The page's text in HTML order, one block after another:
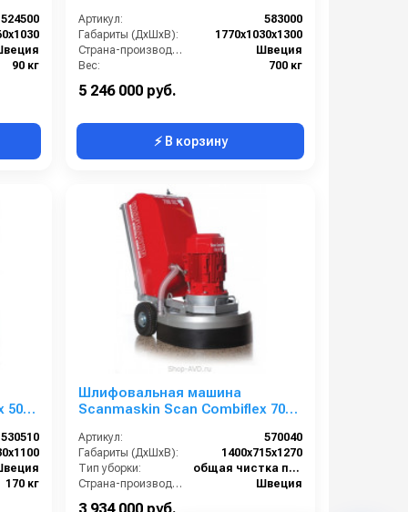
524500
90 кг
Артикул:
583000
Габариты (ДхШхВ):
1770х1030х1300
Страна-производитель:
Швеция
Вес:
700 кг
5 246 000 руб.
⚡ В корзину
500
530510
170 кг
Шлифовальная машина
Scanmaskin Scan Combiflex 700
Артикул:
570040
Габариты (ДхШхВ):
1400х715х1270
Тип уборки:
общая чистка полов
Страна-производитель:
Швеция